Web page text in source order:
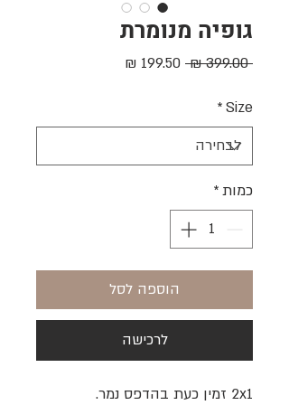
גופיה מנומרת
‏399.00 ‏₪
מחיר
Size
*
כמות*
הוספה לסל
לרכישה
2x1 זמין כעת בהדפס נמר.